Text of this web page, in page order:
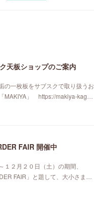
天板ショップのご案内
の一枚板をサブスクで取り扱うお
MAKIYA」 https://makiya-kag…
FAIR 開催中
１２月２０日（土）の期間、
FAIR」と題して、大小さま…